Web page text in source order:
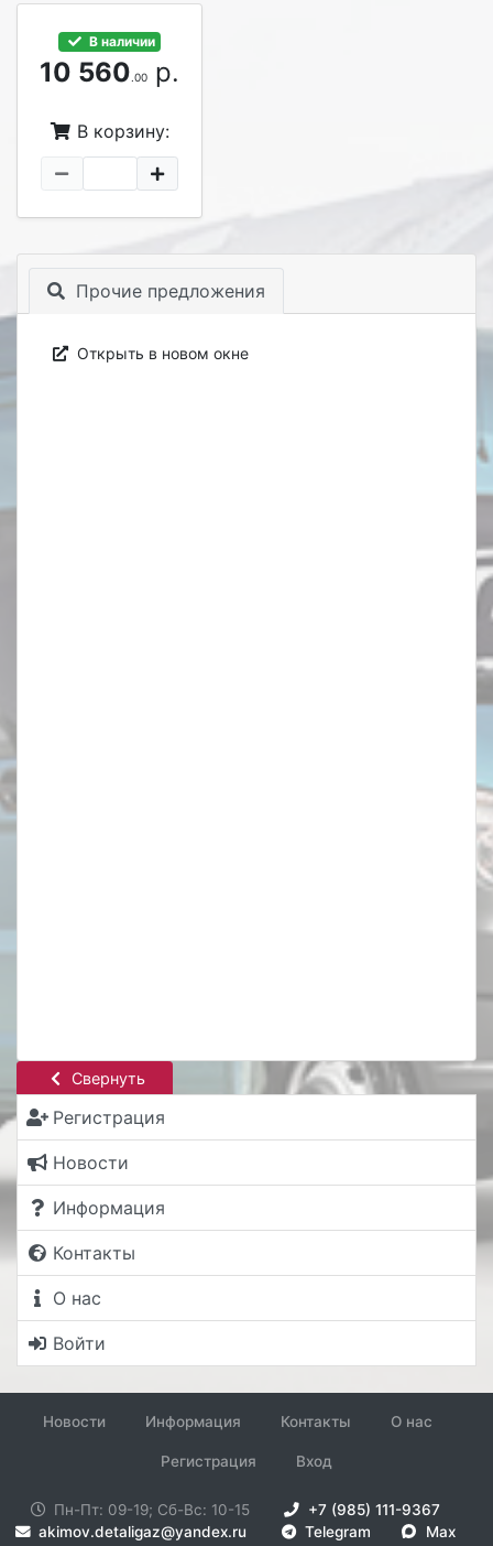
Свернуть
Регистрация
Новости
Информация
Контакты
О нас
Войти
В наличии
10 560.00 р.
В корзину:
Прочие предложения
Открыть в новом окне
Новости Информация Контакты О нас
Регистрация Вход
Пн-Пт: 09-19; Сб-Вс: 10-15
+7 (985) 111-9367
akimov.detaligaz@yandex.ru
Telegram Max